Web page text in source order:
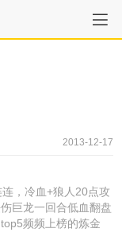
2013-12-17
，冷血+狼人20点攻
巨龙一回合低血翻盘
频频上榜的炼金